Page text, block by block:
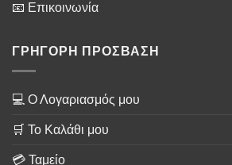
📧 Επικοινωνία
ΓΡΗΓΟΡΗ ΠΡΟΣΒΑΣΗ
💻 Ο Λογαριασμός μου
🛒 Το Καλάθι μου
💳 Ταμείο